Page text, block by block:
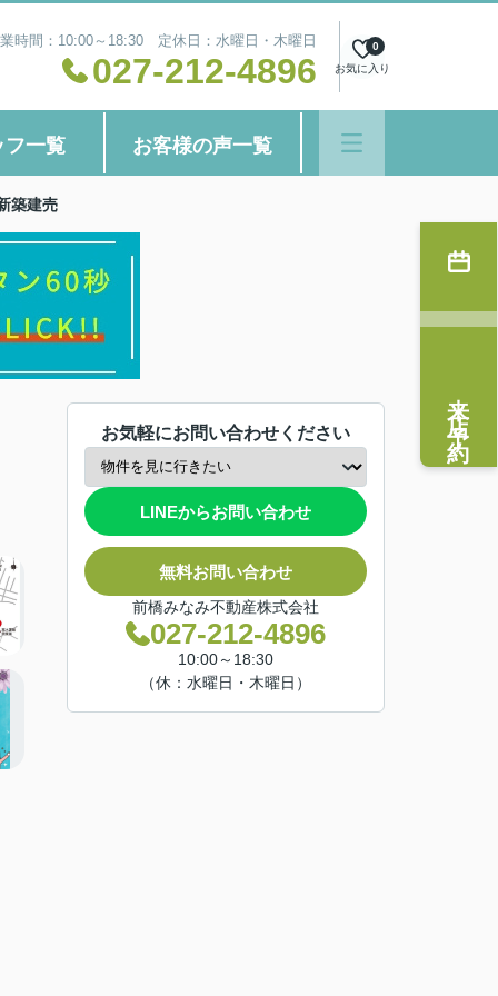
時間：10:00～18:30 定休日：水曜日・木曜日
027-212-4896 お気に入り
0
フ一覧 お客様の声一覧
築建売
お気軽にお問い合わせください
LINEからお問い合わせ
無料お問い合わせ
前橋みなみ不動産株式会社
027-212-4896
10:00～18:30
（休：水曜日・木曜日）
来店予約